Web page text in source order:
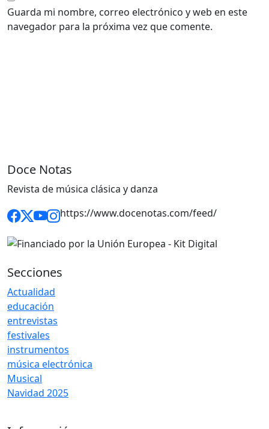
Guarda mi nombre, correo electrónico y web en este
navegador para la próxima vez que comente.
Doce Notas
Revista de música clásica y danza
https://www.docenotas.com/feed/
Secciones
Actualidad
educación
entrevistas
festivales
instrumentos
música electrónica
Musical
Navidad 2025